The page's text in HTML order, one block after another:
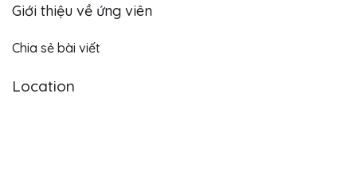
Giới thiệu về ứng viên
Chia sẻ bài viết
Location